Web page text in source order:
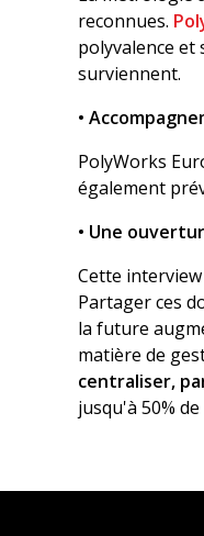
reconnues.
polyvalence et
surviennent.
•
PolyWorks
également
• Une
Cette
Partager ces
la future
matière de
centraliser,
jusqu'à 50%